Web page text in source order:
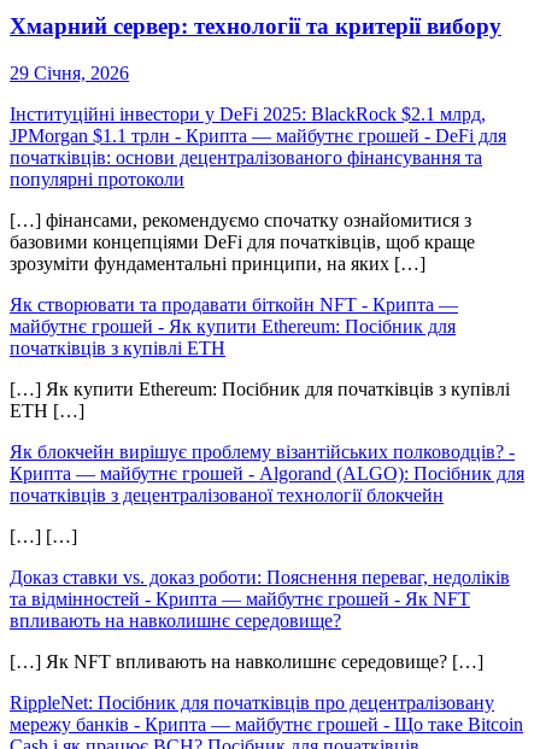
Хмарний сервер: технології та критерії вибору
29 Січня, 2026
Інституційні інвестори у DeFi 2025: BlackRock $2.1 млрд,
JPMorgan $1.1 трлн - Крипта — майбутнє грошей - DeFi для
початківців: основи децентралізованого фінансування та
популярні протоколи
[…] фінансами, рекомендуємо спочатку ознайомитися з
базовими концепціями DeFi для початківців, щоб краще
зрозуміти фундаментальні принципи, на яких […]
Як створювати та продавати біткойн NFT - Крипта —
майбутнє грошей - Як купити Ethereum: Посібник для
початківців з купівлі ETH
[…] Як купити Ethereum: Посібник для початківців з купівлі
ETH […]
Як блокчейн вирішує проблему візантійських полководців? -
Крипта — майбутнє грошей - Algorand (ALGO): Посібник для
початківців з децентралізованої технології блокчейн
[…] […]
Доказ ставки vs. доказ роботи: Пояснення переваг, недоліків
та відмінностей - Крипта — майбутнє грошей - Як NFT
впливають на навколишнє середовище?
[…] Як NFT впливають на навколишнє середовище? […]
RippleNet: Посібник для початківців про децентралізовану
мережу банків - Крипта — майбутнє грошей - Що таке Bitcoin